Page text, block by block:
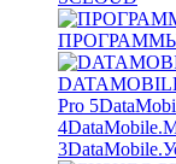
Pro 5
4
3